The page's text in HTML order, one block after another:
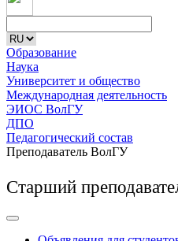
Образование
Наука
Университет и общество
Международная деятельность
ЭИОС ВолГУ
ДПО
Педагогический состав
Преподаватель ВолГУ
Старший